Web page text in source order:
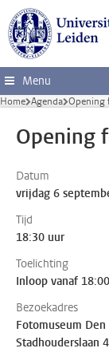
Ga direct naar de
Menu
Home Agenda Opening
Opening
Datum
vrijdag 6
Tijd
18:30 uur
Toelichting
Inloop vanaf
Bezoekadres
Fotomuseum Den
Stadhouderslaan